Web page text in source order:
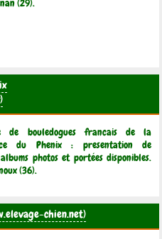
(29).
de bouledogues francais de la
du Phenix : presentation de
photos et portées disponibles.
(36).